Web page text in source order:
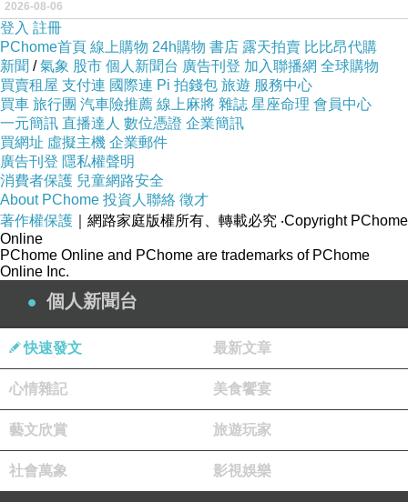
食品後產生廢食
用油，且資本總
額達新臺幣二百
五十萬元以上之
食品製造業，屬
行政院環境保護
署公告應以網路
傳輸方式申報廢
棄物流向之事業
（管制編號：
8月廚
餘(R-0106)聯單
申報清運日期
2日)與
實際清運日期不
符
年 月
2026-08-06
登入 註冊
PChome首頁 線上購物 24h購物 書店 露天拍賣 比比昂代購
新聞 /氣象 股市 個人新聞台 廣告刊登 加入聯播網 全球購物
買賣租屋 支付連 國際連 Pi 拍錢包 旅遊 服務中心
買車 旅行團 汽車險推薦 線上麻將 雜誌 星座命理 會員中心
一元簡訊 直播達人 數位憑證 企業簡訊
買網址 虛擬主機 企業郵件
廣告刊登 隱私權聲明
消費者保護 兒童網路安全
About PChome 投資人聯絡 徵才
著作權保護 ｜網路家庭版權所有、轉載必究 ‧Copyright PChome
Online
PChome Online and PChome are trademarks of PChome
Online Inc.
個人新聞台
快速發文 最新文章
心情雜記 美食饗宴
藝文欣賞 旅遊玩家
社會萬象 影視娛樂